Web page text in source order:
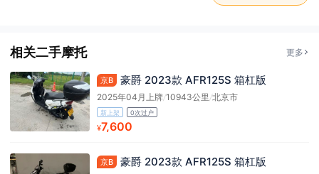
相关二手摩托 更多
京B 豪爵 2023款 AFR125S 箱杠版
2025年04月上牌/10943公里 /北京市
新上架 0次过户
¥7,600
京B 豪爵 2023款 AFR125S 箱杠版